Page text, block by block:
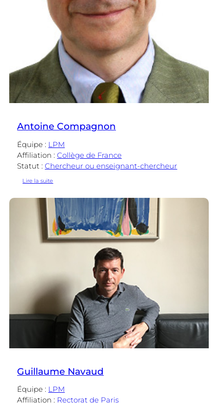
Antoine Compagnon
Équipe : LPM
Affiliation :Collège de France
Statut :Chercheur ou enseignant-chercheur
Lire la suite
Guillaume Navaud
Équipe : LPM
Affiliation : Rectorat de Paris